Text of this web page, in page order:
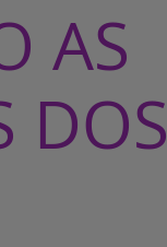
AS
DOS